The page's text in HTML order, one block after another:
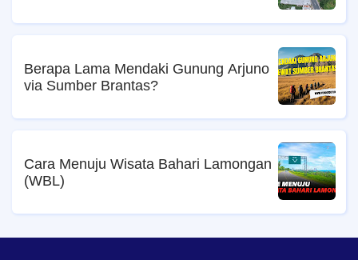
Berapa Lama Mendaki Gunung Arjuno
via Sumber Brantas?
Cara Menuju Wisata Bahari Lamongan
(WBL)